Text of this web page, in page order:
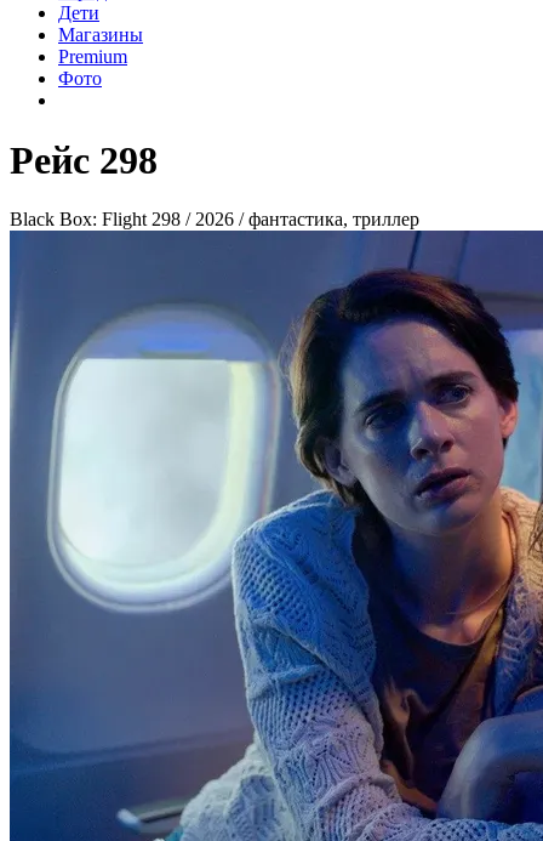
Дети
Магазины
Premium
Фото
Рейс 298
Black Box: Flight 298 / 2026 / фантастика, триллер